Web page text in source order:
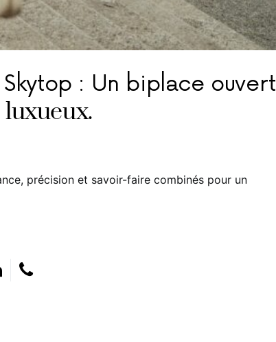
: Un biplace ouvert
précision et savoir-faire combinés pour un